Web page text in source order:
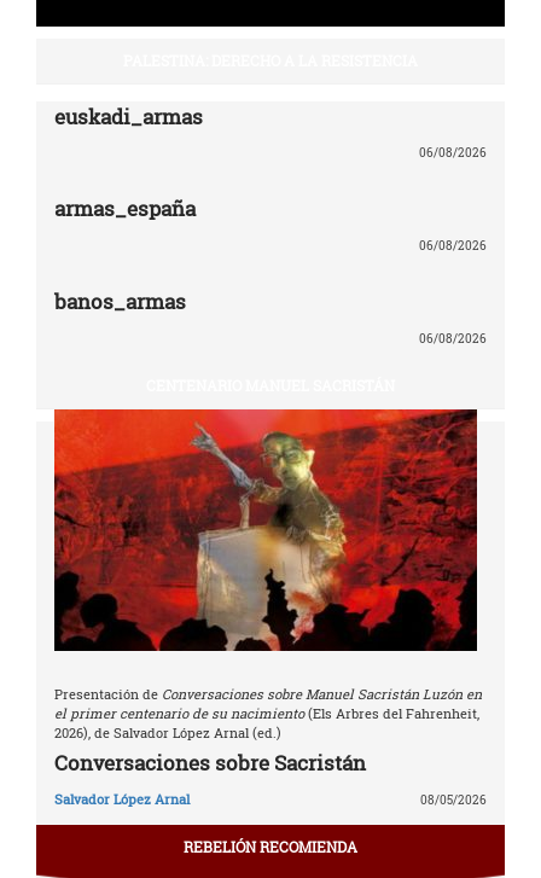
euskadi_armas
06/08/2026
armas_españa
06/08/2026
banos_armas
06/08/2026
Presentación de Conversaciones sobre Manuel Sacristán Luzón en
el primer centenario de su nacimiento(Els Arbres del Fahrenheit,
2026), de Salvador López Arnal (ed.)
Conversaciones sobre Sacristán
Salvador López Arnal 08/05/2026
REBELIÓN RECOMIENDA